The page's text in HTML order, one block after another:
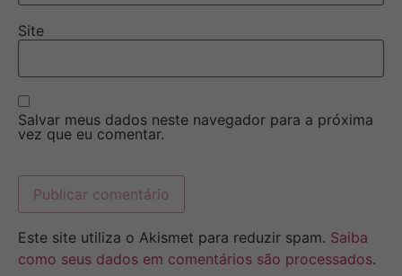
Site
Salvar meus dados neste navegador para a próxima
vez que eu comentar.
Este site utiliza o Akismet para reduzir spam. Saiba
como seus dados em comentários são processados.